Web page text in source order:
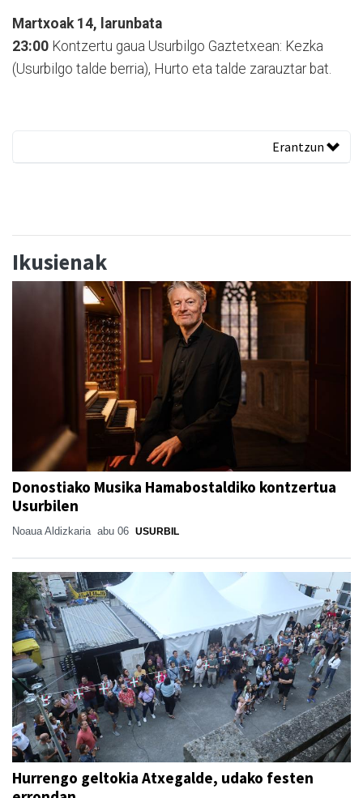
Martxoak 14, larunbata
23:00 Kontzertu gaua Usurbilgo Gaztetxean: Kezka
(Usurbilgo talde berria), Hurto eta talde zarauztar bat.
Erantzun
Ikusienak
Donostiako Musika Hamabostaldiko kontzertua
Usurbilen
Noaua Aldizkaria abu 06 USURBIL
Hurrengo geltokia Atxegalde, udako festen